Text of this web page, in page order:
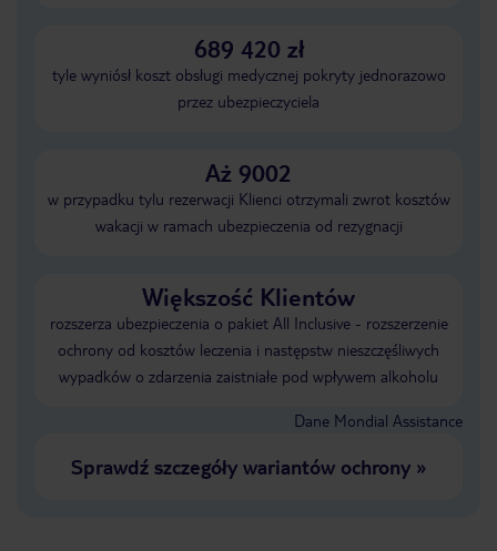
689 420 zł
tyle wyniósł koszt obsługi medycznej pokryty jednorazowo
przez ubezpieczyciela
Aż 9002
w przypadku tylu rezerwacji Klienci otrzymali zwrot kosztów
wakacji w ramach ubezpieczenia od rezygnacji
Większość Klientów
rozszerza ubezpieczenia o pakiet All Inclusive - rozszerzenie
ochrony od kosztów leczenia i następstw nieszczęśliwych
wypadków o zdarzenia zaistniałe pod wpływem alkoholu
Dane Mondial Assistance
Sprawdź szczegóły wariantów ochrony»